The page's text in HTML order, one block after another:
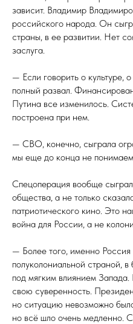
зависит. Владимир
российского народа. Он
страны, в ее развитии. Нет
заслуга.
— Если говорить о культуре,
полный развал.
Путина все изменилось.
построена при нем.
— СВО, конечно, сыграла
мы еще до конца не понимаем.
Спецоперация вообще
общества, а не только
патриотического кино. Это
война для России, а не
— Более того, именно
полуколониальной страной,
под мягким влиянием Запада.
свою суверенность.
но ситуацию невозможно
но всё шло очень медленно.